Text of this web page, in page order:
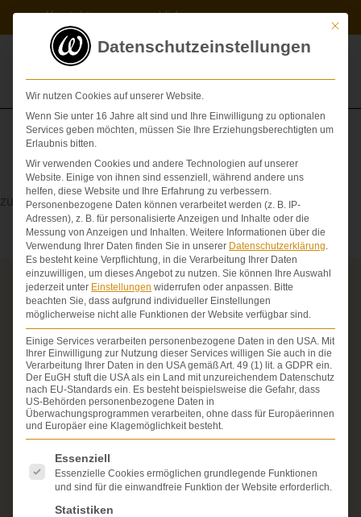
springen
Kontakt Videos
Residual
zurückbleibend
Über die Schmerzensgeld-Spezialisten
Seit über 25 Jahren vertreten wir als Fachanwälte
ausschließlich Geschädigte bei schweren
Personenschäden. Wir verfügen über ausgewiesene
Erfahrung im Arzthaftungsrecht, bei Unfallfolgen und
bei der Durchsetzung von Schmerzensgeld- und
Schadensersatzansprüchen.Ihr Recht steht für uns
im Mittelpunkt.
Mehr erfahren:
Unsere Kanzlei
Mit
Datenschutzeinstellungen
Wir nutzen Cookies auf unserer Website.
Wenn Sie unter 16 Jahre alt sind und Ihre Einwilligung zu optionalen
Services geben möchten, müssen Sie Ihre Erziehungsberechtigten um
Erlaubnis bitten.
Wir verwenden Cookies und andere Technologien auf unserer
Website. Einige von ihnen sind essenziell, während andere uns
helfen, diese Website und Ihre Erfahrung zu verbessern.
Personenbezogene Daten können verarbeitet werden (z. B. IP-
Adressen), z. B. für personalisierte Anzeigen und Inhalte oder die
Messung von Anzeigen und Inhalten. Weitere Informationen über die
Verwendung Ihrer Daten finden Sie in unserer Datenschutzerklärung.
Es besteht keine Verpflichtung, in die Verarbeitung Ihrer Daten
einzuwilligen, um dieses Angebot zu nutzen. Sie können Ihre Auswahl
jederzeit unter Einstellungen widerrufen oder anpassen. Bitte
beachten Sie, dass aufgrund individueller Einstellungen
möglicherweise nicht alle Funktionen der Website verfügbar sind.
Einige Services verarbeiten personenbezogene Daten in den USA. Mit
Ihrer Einwilligung zur Nutzung dieser Services willigen Sie auch in die
Verarbeitung Ihrer Daten in den USA gemäß Art. 49 (1) lit. a GDPR ein.
Der EuGH stuft die USA als ein Land mit unzureichendem Datenschutz
nach EU-Standards ein. Es besteht beispielsweise die Gefahr, dass
US-Behörden personenbezogene Daten in
Überwachungsprogrammen verarbeiten, ohne dass für Europäerinnen
und Europäer eine Klagemöglichkeit besteht.
Es folgt eine Liste der Service-Gruppen, für die eine
Essenziell
Essenzielle Cookies ermöglichen grundlegende Funktionen
und sind für die einwandfreie Funktion der Website erforderlich.
Statistiken